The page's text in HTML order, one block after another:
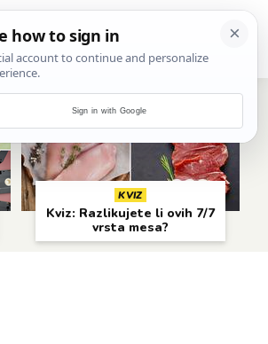
woot?!
KVIZ
Kviz: Razlikujete li ovih 7/7
vrsta mesa?
Sign in with Google